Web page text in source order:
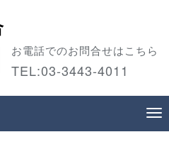
お電話でのお問合せはこちら
TEL:03-3443-4011